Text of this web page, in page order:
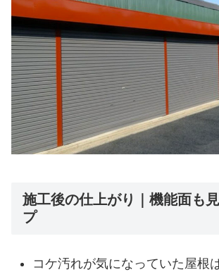
施工後の仕上がり｜機能面も
プ
コケ汚れが気になっていた屋根